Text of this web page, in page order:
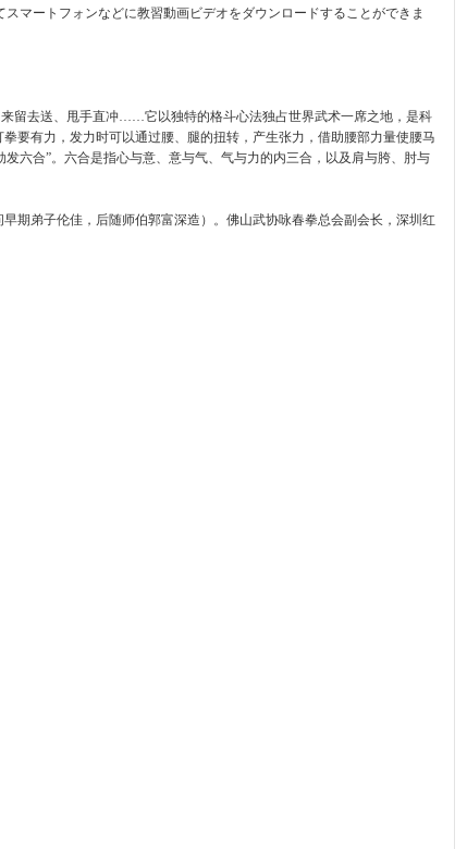
マートフォンなどに教習動画ビデオをダウンロードすることができま
留去送、甩手直冲……它以独特的格斗心法独占世界武术一席之地，是科
要有力，发力时可以通过腰、腿的扭转，产生张力，借助腰部力量使腰马
六合”。六合是指心与意、意与气、气与力的内三合，以及肩与胯、肘与
期弟子伦佳，后随师伯郭富深造）。佛山武协咏春拳总会副会长，深圳红